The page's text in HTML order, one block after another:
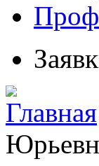
Главная